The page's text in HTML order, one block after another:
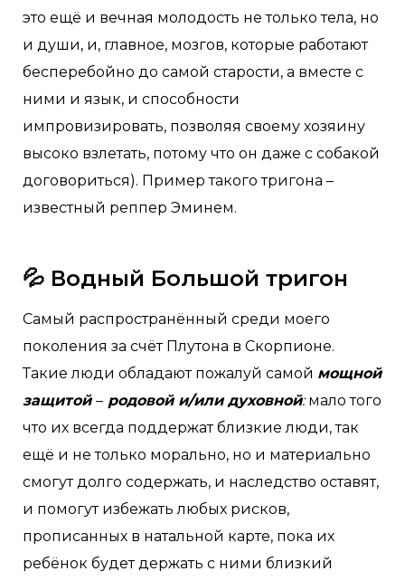
это ещё и вечная молодость не только тела, но
и души, и, главное, мозгов, которые работают
бесперебойно до самой старости, а вместе с
ними и язык, и способности
импровизировать, позволяя своему хозяину
высоко взлетать, потому что он даже с собакой
договориться). Пример такого тригона –
известный реппер Эминем.
💦 Водный Большой тригон
Самый распространённый среди моего
поколения за счёт Плутона в Скорпионе.
Такие люди обладают пожалуй самой мощной
защитой– родовой и/или духовной:мало того
что их всегда поддержат близкие люди, так
ещё и не только морально, но и материально
смогут долго содержать, и наследство оставят,
и помогут избежать любых рисков,
прописанных в натальной карте, пока их
ребёнок будет держать с ними близкий